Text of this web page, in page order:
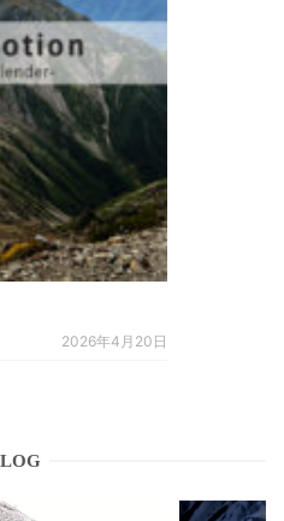
2026年4月20日